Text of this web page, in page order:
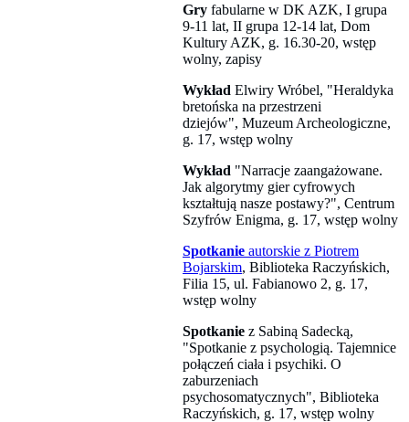
Gry fabularne w DK AZK, I grupa
9-11 lat, II grupa 12-14 lat, Dom
Kultury AZK, g. 16.30-20, wstęp
wolny, zapisy
Wykład Elwiry Wróbel, "Heraldyka
bretońska na przestrzeni
dziejów", Muzeum Archeologiczne,
g. 17, wstęp wolny
Wykład "Narracje zaangażowane.
Jak algorytmy gier cyfrowych
kształtują nasze postawy?", Centrum
Szyfrów Enigma, g. 17, wstęp wolny
Spotkanie autorskie z Piotrem
Bojarskim, Biblioteka Raczyńskich,
Filia 15, ul. Fabianowo 2, g. 17,
wstęp wolny
Spotkanie z Sabiną Sadecką,
"Spotkanie z psychologią. Tajemnice
połączeń ciała i psychiki. O
zaburzeniach
psychosomatycznych", Biblioteka
Raczyńskich, g. 17, wstęp wolny